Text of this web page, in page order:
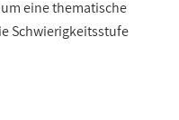
eine thematische
Schwierigkeitsstufe